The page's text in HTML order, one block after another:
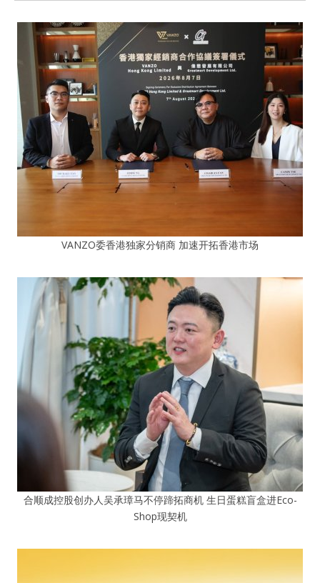
VANZO委香港独家分销商 加速开拓香港市场
合顺成控股创办人吴承璋马不停蹄拓商机 生日蛋糕盲盒进Eco-
Shop现契机